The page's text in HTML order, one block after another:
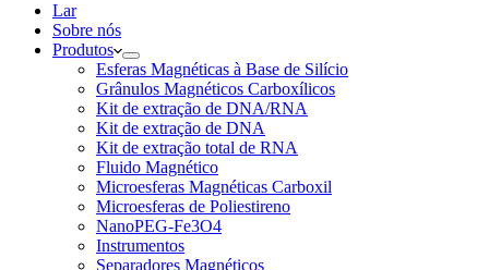
Lar
Sobre nós
Produtos
Esferas Magnéticas à Base de Silício
Grânulos Magnéticos Carboxílicos
Kit de extração de DNA/RNA
Kit de extração de DNA
Kit de extração total de RNA
Fluido Magnético
Microesferas Magnéticas Carboxil
Microesferas de Poliestireno
NanoPEG-Fe3O4
Instrumentos
Separadores Magnéticos